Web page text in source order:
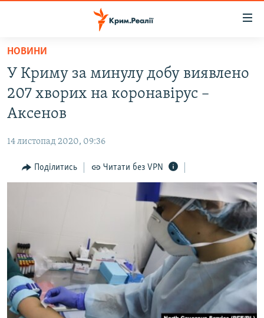
Перейти
основного
матеріалу
Перейти
до
основної
Перейти
до
ВОДА.КРИМ
ВІДЕО ТА ФОТО
БЛОГИ
ПОГЛЯД
ДЕПОРТАЦІЯ
ВІДЕОУРОКИ «ELIFBE»
СВІДЧЕННЯ ОКУПАЦІЇ
ЯК ОБІЙТИ БЛОКУВАННЯ
Русский
Qırımtatar
НОВИНИ
У Криму за минулу добу виявлено
207 хворих на коронавірус –
Аксенов
14 листопад 2020, 09:36
Поділитись Читати без VPN